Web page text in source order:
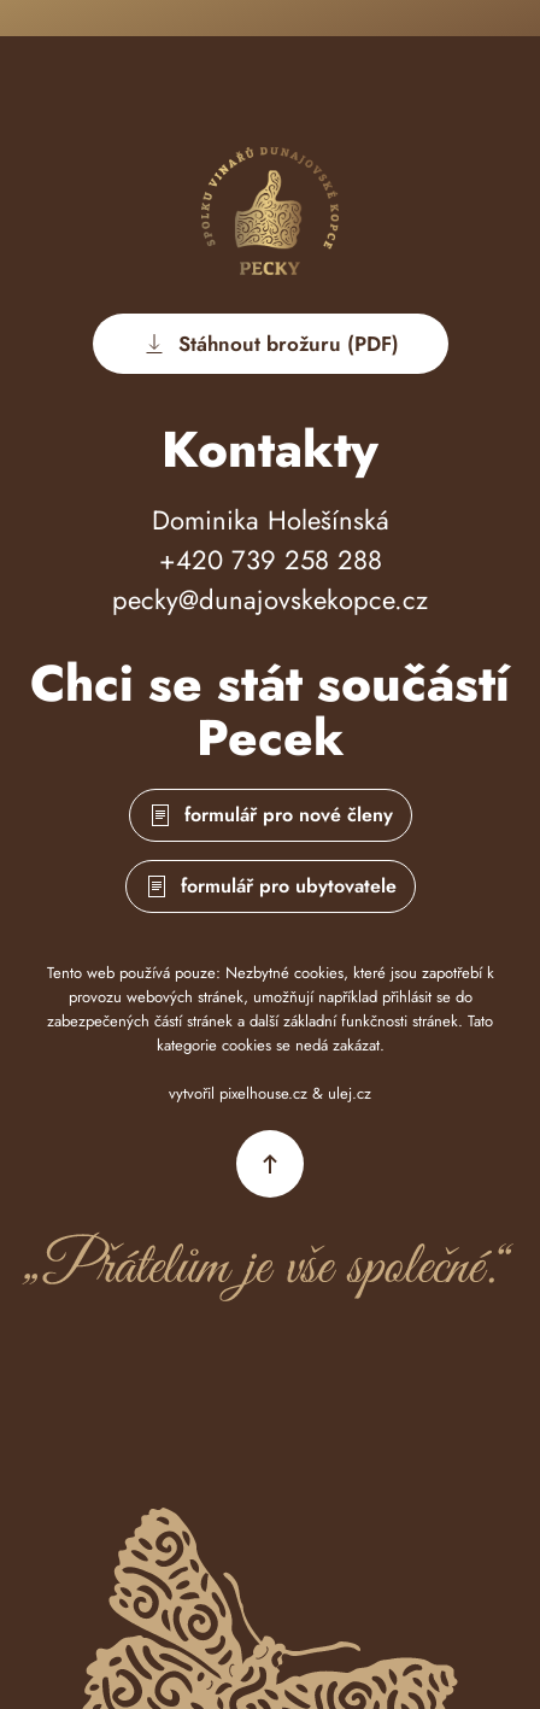
Stáhnout brožuru (PDF)
Kontakty
Dominika Holešínská
+420 739 258 288
pecky@dunajovskekopce.cz
Chci se stát součástí
Pecek
formulář pro nové členy
formulář pro ubytovatele
Tento web používá pouze: Nezbytné cookies, které jsou zapotřebí k
provozu webových stránek, umožňují například přihlásit se do
zabezpečených částí stránek a další základní funkčnosti stránek. Tato
kategorie cookies se nedá zakázat.
vytvořil pixelhouse.cz & ulej.cz